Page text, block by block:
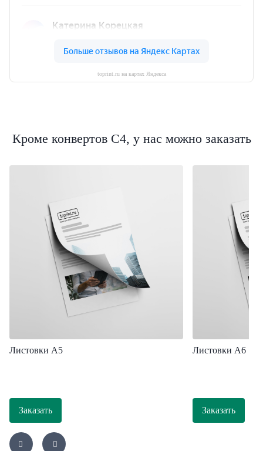
toprint.ru на картах Яндекса
Кроме конвертов C4, у нас можно заказать
Листовки А5
Заказать
Листовки А6
Заказать